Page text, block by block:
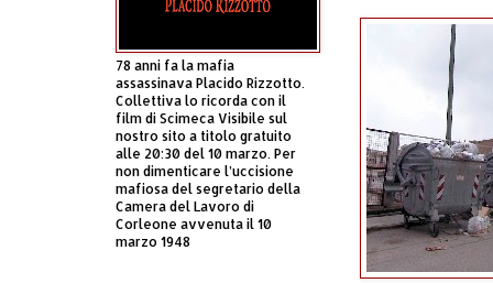
78 anni fa la mafia
assassinava Placido Rizzotto.
Collettiva lo ricorda con il
film di Scimeca Visibile sul
nostro sito a titolo gratuito
alle 20:30 del 10 marzo. Per
non dimenticare l’uccisione
mafiosa del segretario della
Camera del Lavoro di
Corleone avvenuta il 10
marzo 1948